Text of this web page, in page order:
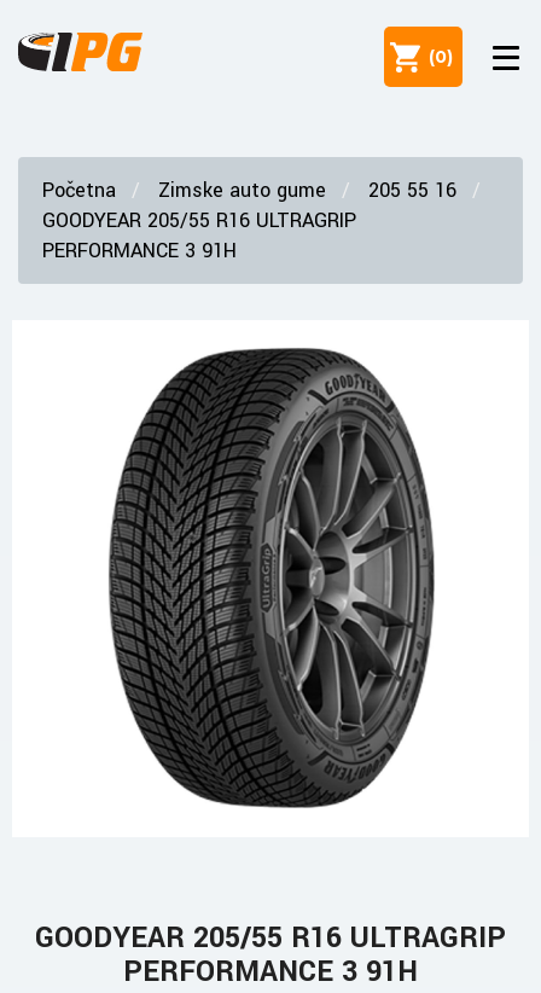
(0)
Početna Zimske auto gume
205 55 16
GOODYEAR 205/55 R16 ULTRAGRIP
PERFORMANCE 3 91H
GOODYEAR 205/55 R16 ULTRAGRIP
PERFORMANCE 3 91H